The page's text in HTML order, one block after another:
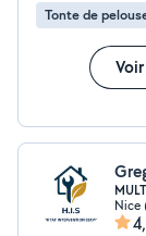
Tonte de
Nice